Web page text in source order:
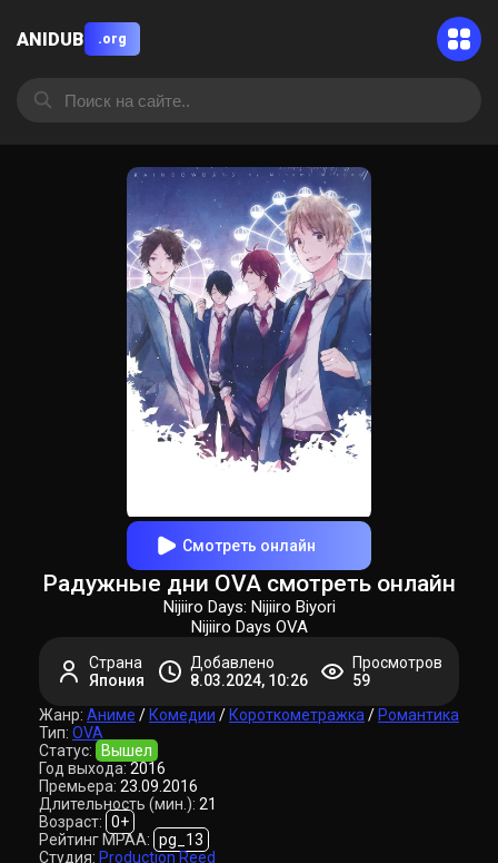
ANIDUB .org
Смотреть онлайн
Радужные дни OVA смотреть онлайн
Nijiiro Days: Nijiiro Biyori
Nijiiro Days OVA
Страна
Япония
Добавлено
8.03.2024, 10:26
Просмотров
59
Жанр: Аниме / Комедии / Короткометражка / Романтика
Тип: OVA
Статус:
Вышел
Год выхода: 2016
Премьера: 23.09.2016
Длительность (мин.): 21
Возраст: 0+
Рейтинг MPAA: pg_13
Студия: Production Reed